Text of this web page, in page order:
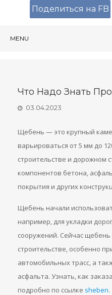
MENU
Что Надо Знать
03.04.2023
Щебень — это крупный
варьироваться от 5 мм до
строительстве и дорожном
компонентов бетона,
покрытия и других
Щебень начали
например, для укладки
сооружений. Сейчас
строительстве, особенно
автомобильных трасс, а
асфальта. Узнать, как
подробно по ссылке sheben.
Поделиться на FB